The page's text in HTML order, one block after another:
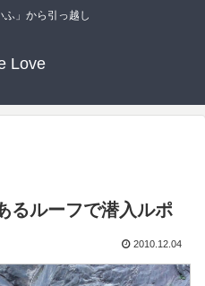
ふ」から引っ越し
Love
るルーフで潜入ルポ
2010.12.04